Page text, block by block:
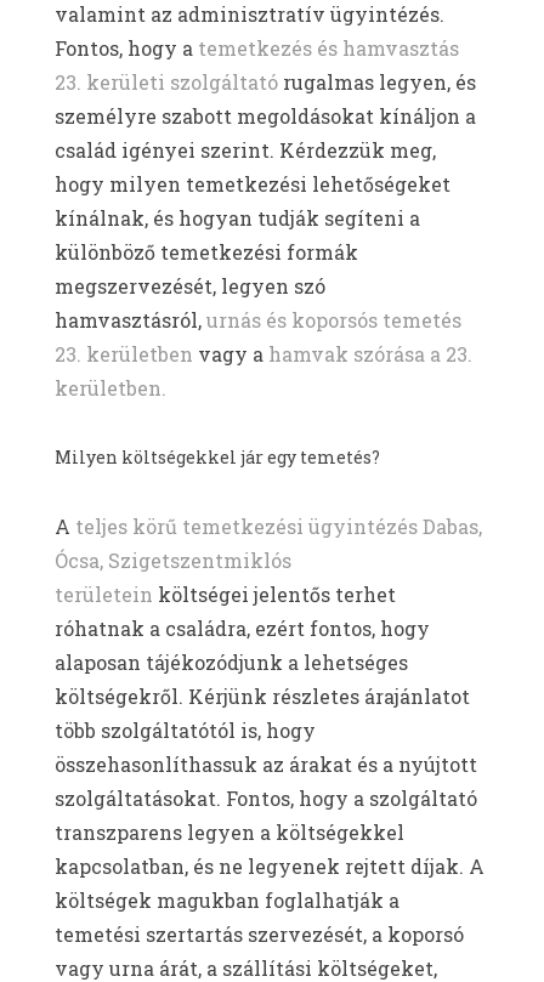
valamint az adminisztratív ügyintézés.
Fontos, hogy a temetkezés és hamvasztás
23. kerületi szolgáltató rugalmas legyen, és
személyre szabott megoldásokat kínáljon a
család igényei szerint. Kérdezzük meg,
hogy milyen temetkezési lehetőségeket
kínálnak, és hogyan tudják segíteni a
különböző temetkezési formák
megszervezését, legyen szó
hamvasztásról,urnás és koporsós temetés
23. kerületben vagy a hamvak szórása a 23.
kerületben.
Milyen költségekkel jár egy temetés?
A teljes körű temetkezési ügyintézés Dabas,
Ócsa, Szigetszentmiklós
területein költségei jelentős terhet
róhatnak a családra, ezért fontos, hogy
alaposan tájékozódjunk a lehetséges
költségekről. Kérjünk részletes árajánlatot
több szolgáltatótól is, hogy
összehasonlíthassuk az árakat és a nyújtott
szolgáltatásokat. Fontos, hogy a szolgáltató
transzparens legyen a költségekkel
kapcsolatban, és ne legyenek rejtett díjak. A
költségek magukban foglalhatják a
temetési szertartás szervezését, a koporsó
vagy urna árát, a szállítási költségeket,